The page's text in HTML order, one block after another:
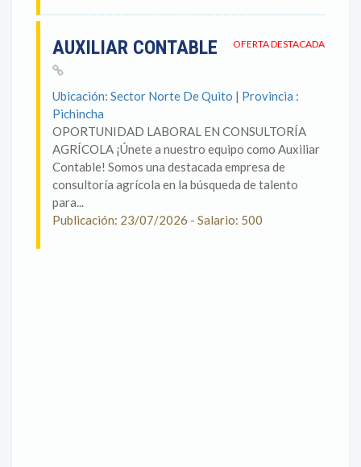
OFERTA DESTACADA
AUXILIAR CONTABLE
Ubicación: Sector Norte De Quito | Provincia :
Pichincha
OPORTUNIDAD LABORAL EN CONSULTORÍA
AGRÍCOLA ¡Únete a nuestro equipo como Auxiliar
Contable! Somos una destacada empresa de
consultoría agrícola en la búsqueda de talento
para...
Publicación: 23/07/2026 - Salario: 500